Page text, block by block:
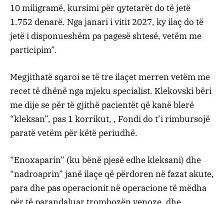
10 miligramë, kursimi për qytetarët do të jetë
1.752 denarë. Nga janari i vitit 2027, ky ilaç do të
jetë i disponueshëm pa pagesë shtesë, vetëm me
participim”.
Megjithatë sqaroi se të tre ilaçet merren vetëm me
recet të dhënë nga mjeku specialist. Klekovski bëri
me dije se për të gjithë pacientët që kanë blerë
“kleksan”, pas 1 korrikut, , Fondi do t’i rimbursojë
paratë vetëm për këtë periudhë.
“Enoxaparin” (ku bënë pjesë edhe kleksani) dhe
“nadroaprin” janë ilaçe që përdoren në fazat akute,
para dhe pas operacionit në operacione të mëdha